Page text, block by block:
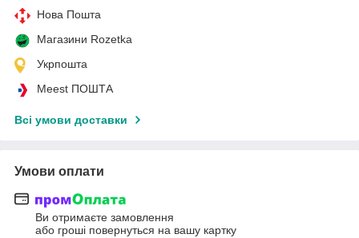
Нова Пошта
Магазини Rozetka
Укрпошта
Meest ПОШТА
Всі умови доставки
Умови оплати
Ви отримаєте замовлення
або гроші повернуться на вашу картку